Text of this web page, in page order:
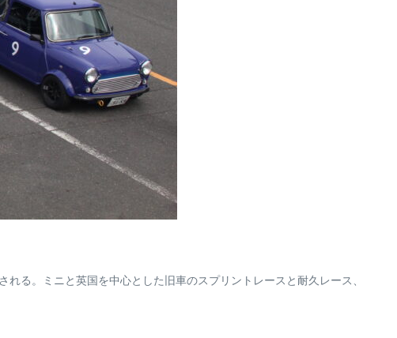
る。ミニと英国を中心とした旧車のスプリントレースと耐久レース、